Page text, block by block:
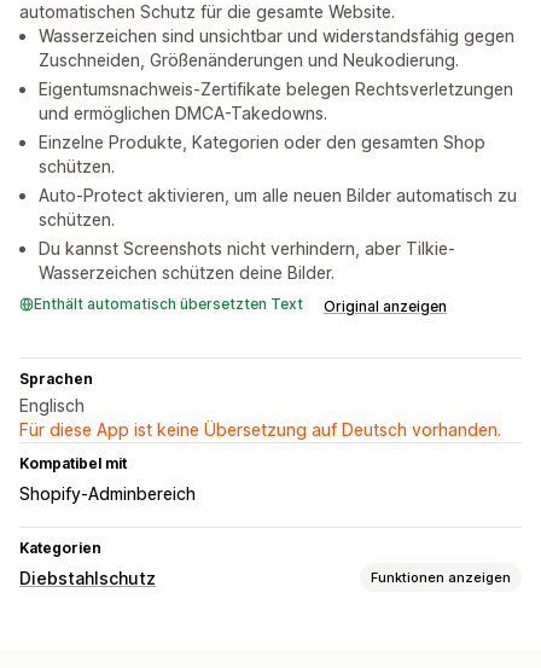
automatischen Schutz für die gesamte Website.
Wasserzeichen sind unsichtbar und widerstandsfähig gegen
Zuschneiden, Größenänderungen und Neukodierung.
Eigentumsnachweis-Zertifikate belegen Rechtsverletzungen
und ermöglichen DMCA-Takedowns.
Einzelne Produkte, Kategorien oder den gesamten Shop
schützen.
Auto-Protect aktivieren, um alle neuen Bilder automatisch zu
schützen.
Du kannst Screenshots nicht verhindern, aber Tilkie-
Wasserzeichen schützen deine Bilder.
Enthält automatisch übersetzten Text Original anzeigen
Sprachen
Englisch
Für diese App ist keine Übersetzung auf Deutsch vorhanden.
Kompatibel mit
Shopify-Adminbereich
Kategorien
Diebstahlschutz Funktionen anzeigen